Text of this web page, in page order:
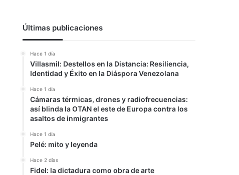
Últimas publicaciones
Hace 1 día
Villasmil: Destellos en la Distancia: Resiliencia,
Identidad y Éxito en la Diáspora Venezolana
Hace 1 día
Cámaras térmicas, drones y radiofrecuencias:
así blinda la OTAN el este de Europa contra los
asaltos de inmigrantes
Hace 1 día
Pelé: mito y leyenda
Hace 2 días
Fidel: la dictadura como obra de arte